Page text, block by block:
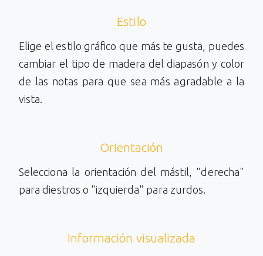
Estilo
Elige el estilo gráfico que más te gusta, puedes
cambiar el tipo de madera del diapasón y color
de las notas para que sea más agradable a la
vista.
Orientación
Selecciona la orientación del mástil, "derecha"
para diestros o "izquierda" para zurdos.
Información visualizada